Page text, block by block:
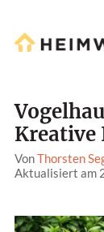
Kreative
VonThorsten
Aktualisiert am